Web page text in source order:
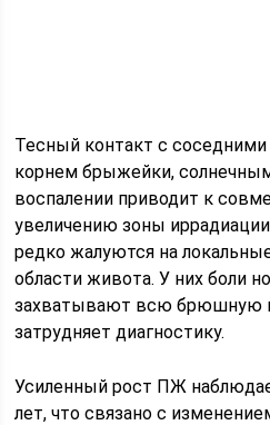
Тесный контакт с
корнем брыжейки,
воспалении приводит к
увеличению зоны
редко жалуются на
области живота. У них боли
захватывают всю брюшную
затрудняет диагностику.
Усиленный рост ПЖ
лет, что связано с